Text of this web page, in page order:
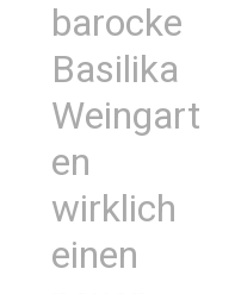
barocke
Basilika
Weingart
en
wirklich
einen